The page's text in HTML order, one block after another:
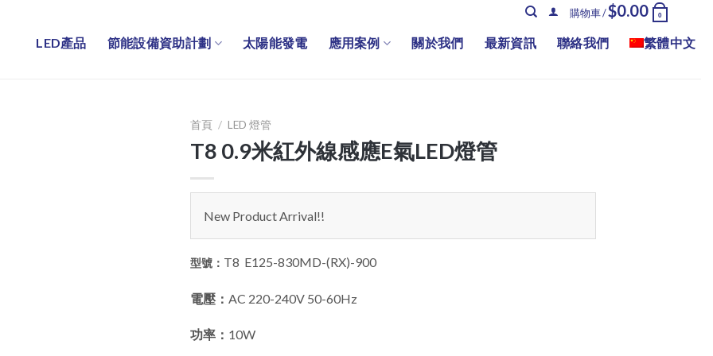
購物車 /$0.00 0
LED產品 節能設備資助計劃 太陽能發電 應用案例 關於我們 最新資訊 聯絡我們 繁體中文
首頁 / LED 燈管
T8 0.9米紅外線感應E氣LED燈管
New Product Arrival!!
型號： T8 E125-830MD-(RX)-900
電壓： AC 220-240V 50-60Hz
功率： 10W